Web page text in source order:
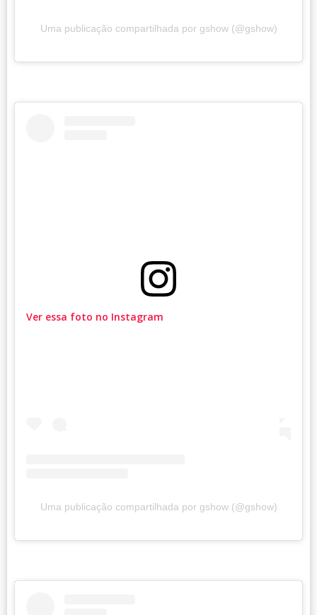
Uma publicação compartilhada por gshow (@gshow)
Ver essa foto no Instagram
Uma publicação compartilhada por gshow (@gshow)